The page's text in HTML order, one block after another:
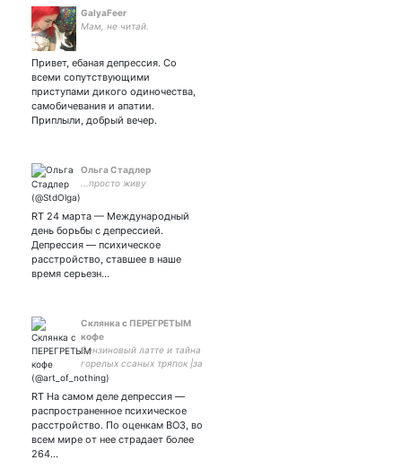
GalyaFeer
Мам, не читай.
Привет, ебаная депрессия. Со
всеми сопутствующими
приступами дикого одиночества,
самобичевания и апатии.
Приплыли, добрый вечер.
Ольга Стадлер
...просто живу
RT 24 марта — Международный
день борьбы с депрессией.
Депрессия — психическое
расстройство, ставшее в наше
время серьезн…
Склянка с ПЕРЕГРЕТЫМ
кофе
Бензиновый латте и тайна
горелых ссаных тряпок |за
закрыткой - в дм|
RT На самом деле депрессия —
распространенное психическое
расстройство. По оценкам ВОЗ, во
всем мире от нее страдает более
264…